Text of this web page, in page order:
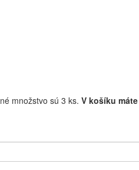
množstvo sú 3 ks. V košíku